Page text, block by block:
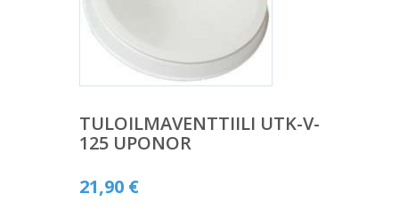
TULOILMAVENTTIILI UTK-V-
125 UPONOR
21,90 €